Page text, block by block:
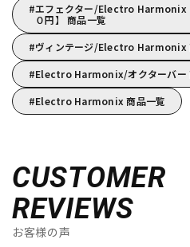
エフェクター/Electro Harmonix
０円】 商品一覧
ヴィンテージ/Electro Harmonix
Electro Harmonix/オクターバー
Electro Harmonix 商品一覧
CUSTOMER
REVIEWS
お客様の声